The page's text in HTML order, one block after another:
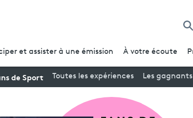
et assister à une émission À votre écoute
de Sport Toutes les expériences Les gagnants